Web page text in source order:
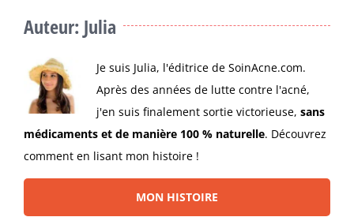
Auteur: Julia
Je suis Julia, l'éditrice de SoinAcne.com.
Après des années de lutte contre l'acné,
j'en suis finalement sortie victorieuse, sans
médicaments et de manière 100 % naturelle. Découvrez
comment en lisant mon histoire !
MON HISTOIRE